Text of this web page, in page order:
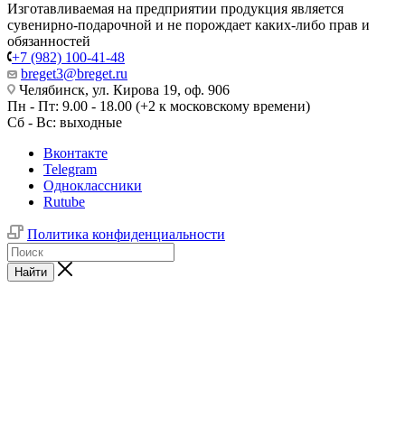
Изготавливаемая на предприятии продукция является
сувенирно-подарочной и не порождает каких-либо прав и
обязанностей
+7 (982) 100-41-48
breget3@breget.ru
Челябинск, ул. Кирова 19, оф. 906
Пн - Пт: 9.00 - 18.00 (+2 к московскому времени)
Сб - Вс: выходные
Вконтакте
Telegram
Одноклассники
Rutube
Политика конфиденциальности
Найти